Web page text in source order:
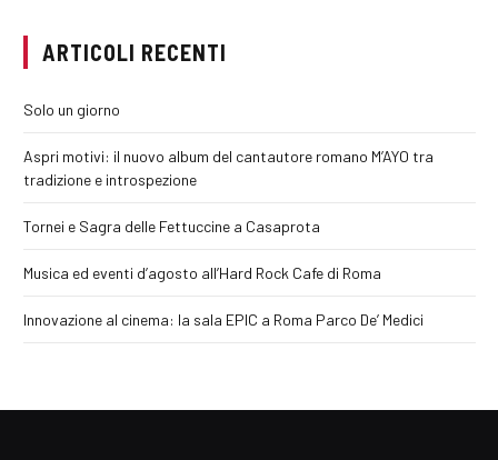
ARTICOLI RECENTI
Solo un giorno
Aspri motivi: il nuovo album del cantautore romano M’AYO tra
tradizione e introspezione
Tornei e Sagra delle Fettuccine a Casaprota
Musica ed eventi d’agosto all’Hard Rock Cafe di Roma
Innovazione al cinema: la sala EPIC a Roma Parco De’ Medici